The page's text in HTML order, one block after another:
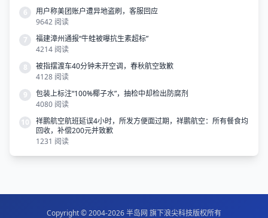
6
用户称美团账户遭异地盗刷，客服回应
9642 阅读
7
福建漳州通报“牛蛙被曝抗生素超标”
4214 阅读
8
被指摆渡车40分钟未开空调，春秋航空致歉
4128 阅读
9
包装上标注“100%椰子水”，抽检中却检出防腐剂
4080 阅读
10
祥鹏航空航班延误4小时，所发方便面过期，祥鹏航空：所有餐食均
回收，补偿200元并致歉
1231 阅读
Copyright © 2004-2026半岛网 旗下浪尖科技版权所有